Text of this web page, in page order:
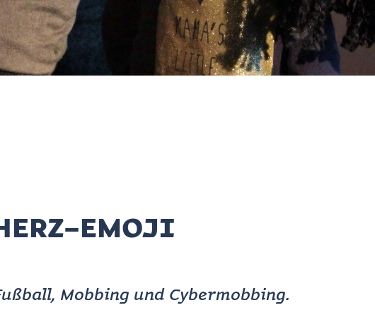
EMOJI
Mobbing und Cybermobbing.